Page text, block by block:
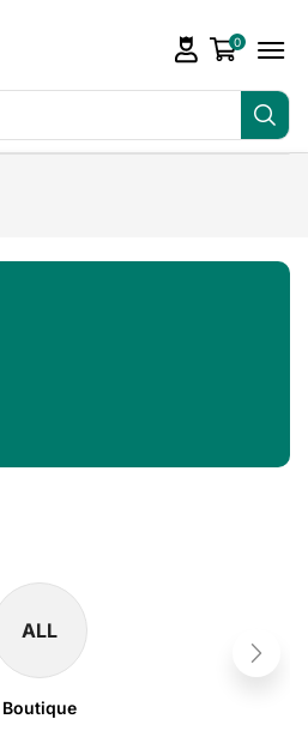
0
ALL
Boutique